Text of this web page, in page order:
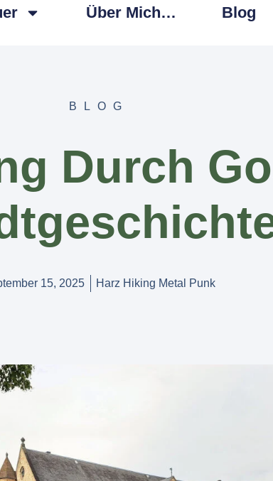
Über Mich… Blog
BLOG
Durch
15, 2025 Harz Hiking Metal Punk